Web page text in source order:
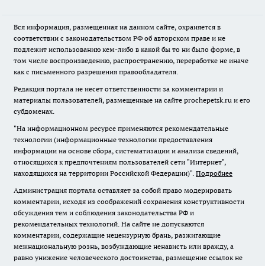
Вся информация, размещенная на данном сайте, охраняется в
соответствии с законодательством РФ об авторском праве и не
подлежит использованию кем-либо в какой бы то ни было форме, в
том числе воспроизведению, распространению, переработке не иначе
как с письменного разрешения правообладателя.
Редакция портала не несет ответственности за комментарии и
материалы пользователей, размещенные на сайте prochepetsk.ru и его
субдоменах.
"На информационном ресурсе применяются рекомендательные
технологии (информационные технологии предоставления
информации на основе сбора, систематизации и анализа сведений,
относящихся к предпочтениям пользователей сети "Интернет",
находящихся на территории Российской Федерации)". Подробнее
Администрация портала оставляет за собой право модерировать
комментарии, исходя из соображений сохранения конструктивности
обсуждения тем и соблюдения законодательства РФ и
рекомендательных технологий. На сайте не допускаются
комментарии, содержащие нецензурную брань, разжигающие
межнациональную рознь, возбуждающие ненависть или вражду, а
равно унижение человеческого достоинства, размещение ссылок не